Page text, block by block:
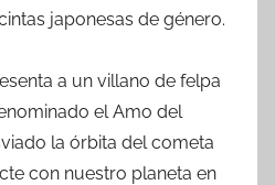
japonesas de género.
a un villano de felpa
el Amo del
la órbita del cometa
con nuestro planeta en